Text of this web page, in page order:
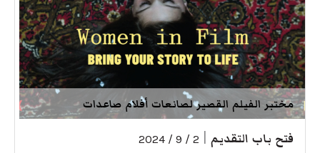
مختبر الفيلم القصير لصانعات أفلام صاعدات
فتح باب التقديم 2 / 9 / 2024